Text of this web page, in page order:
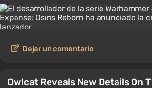
Dejar un comentario
Owlcat Reveals New Details On